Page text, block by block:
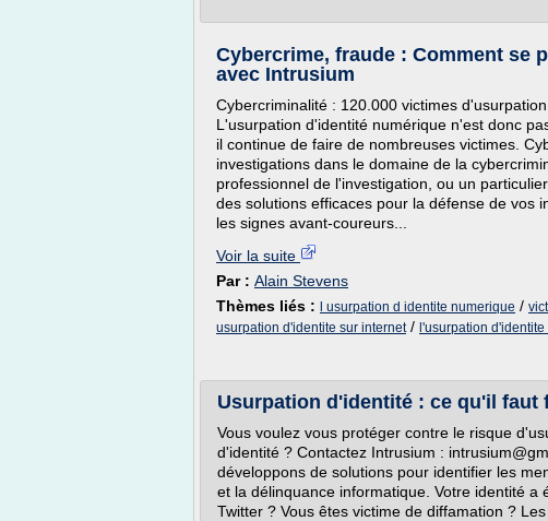
Cybercrime, fraude : Comment se
avec Intrusium
Cybercriminalité : 120.000 victimes
L'usurpation d'identité numérique n'est donc
il continue de faire de nombreuses victimes.
investigations dans le domaine de la
professionnel de l'investigation, ou un
des solutions efficaces pour la défense de vos
les signes avant-coureurs...
Voir la suite
Par : Alain Stevens
Thèmes liés :
l usurpation d identite numerique /
usurpation d'identite sur internet/ l'usurpation
Usurpation d'identité : ce qu'il faut
Vous voulez vous protéger contre le risque
d'identité ? Contactez Intrusium :
développons de solutions pour identifier les
et la délinquance informatique. Votre identité a
Twitter ? Vous êtes victime de diffamation ?